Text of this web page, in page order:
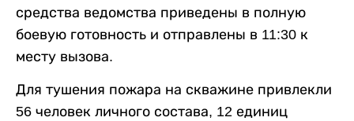
средства ведомства приведены в полную
боевую готовность и отправлены в 11:30 к
месту вызова.
Для тушения пожара на скважине привлекли
56 человек личного состава, 12 единиц